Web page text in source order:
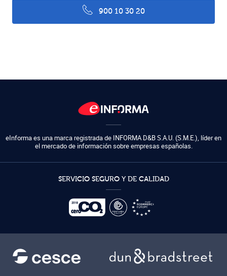
900 10 30 20
eInforma es una marca registrada de INFORMA D&B S.A.U. (S.M.E.), líder en
el mercado de información sobre empresas españolas.
SERVICIO SEGURO Y DE CALIDAD